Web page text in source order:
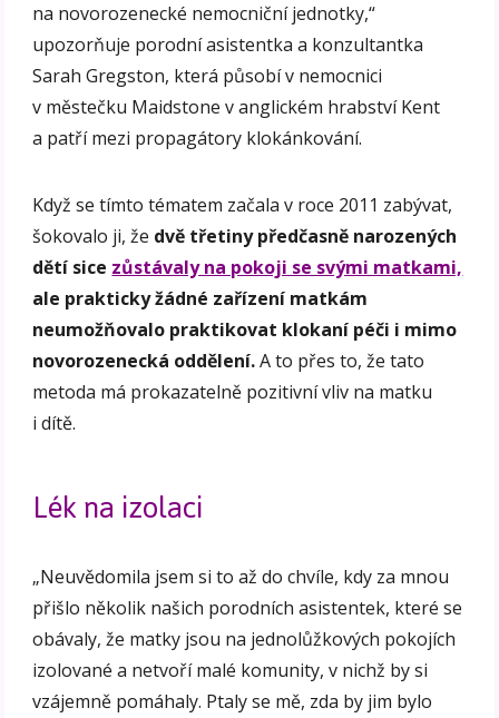
na novorozenecké nemocniční jednotky,“
upozorňuje porodní asistentka a konzultantka
Sarah Gregston, která působí v nemocnici
v městečku Maidstone v anglickém hrabství Kent
a patří mezi propagátory klokánkování.
Když se tímto tématem začala v roce 2011 zabývat,
šokovalo ji, že dvě třetiny předčasně narozených
dětí sice zůstávaly na pokoji se svými matkami,
ale prakticky žádné zařízení matkám
neumožňovalo praktikovat klokaní péči i mimo
novorozenecká oddělení.A to přes to, že tato
metoda má prokazatelně pozitivní vliv na matku
i dítě.
Lék na izolaci
„Neuvědomila jsem si to až do chvíle, kdy za mnou
přišlo několik našich porodních asistentek, které se
obávaly, že matky jsou na jednolůžkových pokojích
izolované a netvoří malé komunity, v nichž by si
vzájemně pomáhaly. Ptaly se mě, zda by jim bylo